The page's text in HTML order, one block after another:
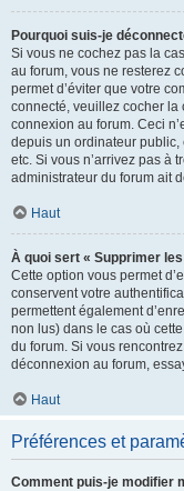
Pourquoi suis-je
Si vous ne cochez pas la
au forum, vous ne resterez
permet d’éviter que votre
connecté, veuillez cocher la
connexion au forum. Ceci
depuis un ordinateur
etc. Si vous n’arrivez pas à
administrateur du forum ait
Haut
À quoi sert « Supprimer
Cette option vous permet
conservent votre
permettent également
non lus) dans le cas où
du forum. Si vous
déconnexion au forum,
Haut
Préférences et
Comment puis-je modifier